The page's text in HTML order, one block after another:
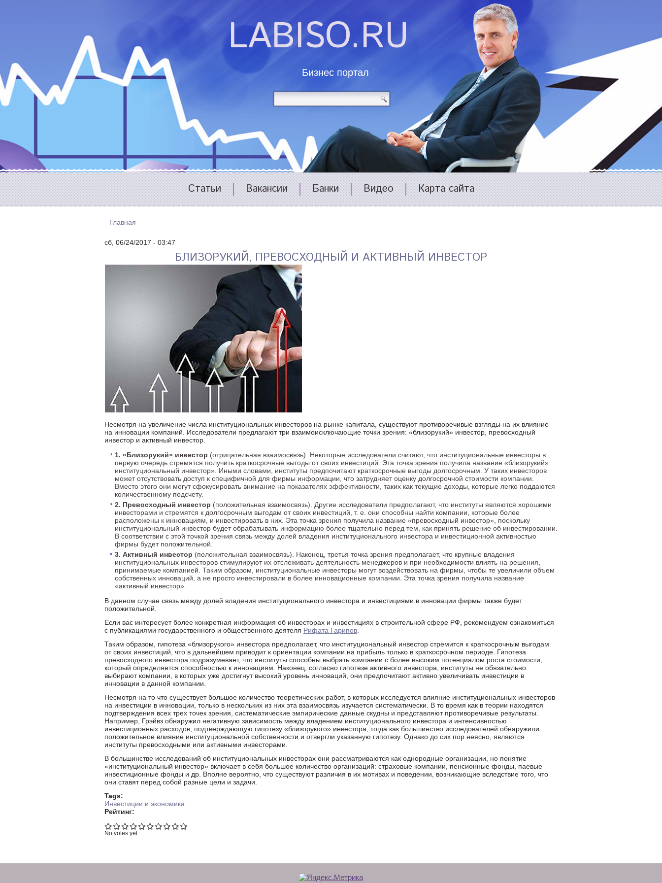
LABISO.RU
Бизнес портал
Статьи Вакансии Банки Видео Карта сайта
ВЫ ЗДЕСЬ
Главная
сб, 06/24/2017 - 03:47
БЛИЗОРУКИЙ, ПРЕВОСХОДНЫЙ И АКТИВНЫЙ ИНВЕСТОР
Несмотря на увеличение числа институциональных инвесторов на рынке капитала, существуют противоречивые взгляды на их влияние
на инновации компаний. Исследователи предлагают три взаимоисключающие точки зрения: «близорукий» инвестор, превосходный
инвестор и активный инвестор.
1. «Близорукий» инвестор (отрицательная взаимосвязь). Некоторые исследователи считают, что институциональные инвесторы в
первую очередь стремятся получить краткосрочные выгоды от своих инвестиций. Эта точка зрения получила название «близорукий»
институциональный инвестор». Иными словами, институты предпочитают краткосрочные выгоды долгосрочным. У таких инвесторов
может отсутствовать доступ к специфичной для фирмы информации, что затрудняет оценку долгосрочной стоимости компании.
Вместо этого они могут сфокусировать внимание на показателях эффективности, таких как текущие доходы, которые легко поддаются
количественному подсчету.
2. Превосходный инвестор (положительная взаимосвязь). Другие исследователи предполагают, что институты являются хорошими
инвесторами и стремятся к долгосрочным выгодам от своих инвестиций, т. е. они способны найти компании, которые более
расположены к инновациям, и инвестировать в них. Эта точка зрения получила название «превосходный инвестор», поскольку
институциональный инвестор будет обрабатывать информацию более тщательно перед тем, как принять решение об инвестировании.
В соответствии с этой точкой зрения связь между долей владения институционального инвестора и инвестиционной активностью
фирмы будет положительной.
3. Активный инвестор (положительная взаимосвязь). Наконец, третья точка зрения предполагает, что крупные владения
институциональных инвесторов стимулируют их отслеживать деятельность менеджеров и при необходимости влиять на решения,
принимаемые компанией. Таким образом, институциональные инвесторы могут воздействовать на фирмы, чтобы те увеличили объем
собственных инноваций, а не просто инвестировали в более инновационные компании. Эта точка зрения получила название
«активный инвестор».
В данном случае связь между долей владения институционального инвестора и инвестициями в инновации фирмы также будет
положительной.
Если вас интересует более конкретная информация об инвесторах и инвестициях в строительной сфере РФ, рекомендуем ознакомиться
с публикациями государственного и общественного деятеля Рифата Гарипов
Таким образом, гипотеза «близорукого» инвестора предполагает, что институциональный инвестор стремится к краткосрочным выгодам
от своих инвестиций, что в дальнейшем приводит к ориентации компании на прибыль только в краткосрочном периоде. Гипотеза
превосходного инвестора подразумевает, что институты способны выбрать компании с более высоким потенциалом роста стоимости,
который определяется способностью к инновациям. Наконец, согласно гипотезе активного инвестора, институты не обязательно
выбирают компании, в которых уже достигнут высокий уровень инноваций, они предпочитают активно увеличивать инвестиции в
инновации в данной компании.
Несмотря на то что существует большое количество теоретических работ, в которых исследуется влияние институциональных инвесторов
на инвестиции в инновации, только в нескольких из них эта взаимосвязь изучается систематически. В то время как в теории находятся
подтверждения всех трех точек зрения, систематические эмпирические данные скудны и представляют противоречивые результаты.
Например, Грэйвз обнаружил негативную зависимость между владением институционального инвестора и интенсивностью
инвестиционных расходов, подтверждающую гипотезу «близорукого» инвестора, тогда как большинство исследователей обнаружили
положительное влияние институциональной собственности и отвергли указанную гипотезу. Однако до сих пор неясно, являются
институты превосходными или активными инвесторами.
В большинстве исследований об институциональных инвесторах они рассматриваются как однородные организации, но понятие
«институциональный инвестор» включает в себя большое количество организаций: страховые компании, пенсионные фонды, паевые
инвестиционные фонды и др. Вполне вероятно, что существуют различия в их мотивах и поведении, возникающие вследствие того, что
они ставят перед собой разные цели и задачи.
Tags:
Инвестиции и экономика
Рейтинг:
No votes yet